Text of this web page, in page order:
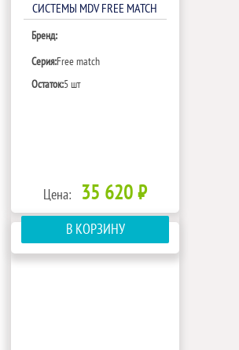
СИСТЕМЫ MDV FREE MATCH
Бренд:
Серия:Free match
Остаток:5 шт
Цена: 35 620 ₽
В КОРЗИНУ